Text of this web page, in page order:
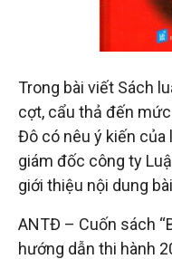
diện
Trong bài viết Sách
cợt, cẩu thả đến
Đô có nêu ý kiến của
giám đốc công ty
giới thiệu nội dung
ANTĐ – Cuốn sách
hướng dẫn thi hành